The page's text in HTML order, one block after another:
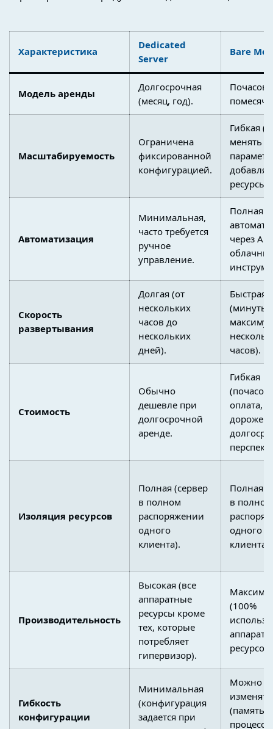
Характеристика
Dedicated
Server
Bare
Модель аренды
Долгосрочная
(месяц, год).
Масштабируемость
Ограничена
фиксированной
конфигурацией.
Гибкая
менять
ресурсы).
Автоматизация
Минимальная,
часто требуется
ручное
управление.
Полная
через
Скорость
развертывания
Долгая (от
нескольких
часов до
нескольких
дней).
Быстрая
(минуты,
часов).
Стоимость
Обычно
дешевле при
долгосрочной
аренде.
Гибкая
оплата,
дороже в
Изоляция ресурсов
Полная (сервер
в полном
распоряжении
одного
клиента).
Полная
в полном
одного
клиента).
Производительность
Высокая (все
аппаратные
ресурсы кроме
тех, которые
потребляет
гипервизор).
(100%
Гибкость
конфигурации
Минимальная
(конфигурация
задается при
Можно
изменять
(память,